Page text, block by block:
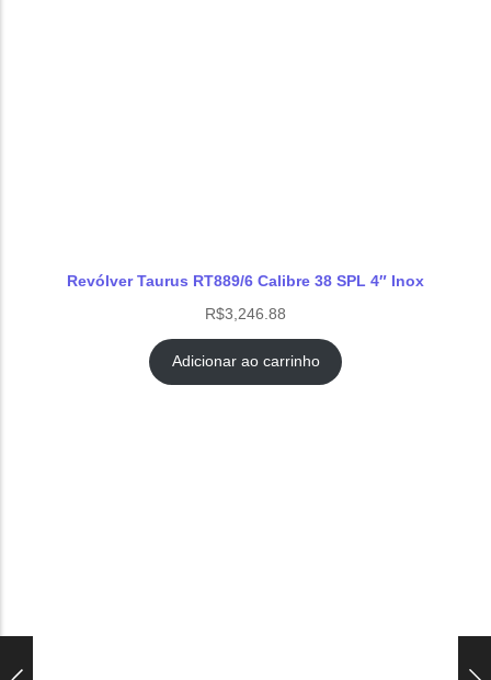
Revólver Taurus RT889/6 Calibre 38 SPL 4″ Inox
R$3,246.88
Adicionar ao carrinho